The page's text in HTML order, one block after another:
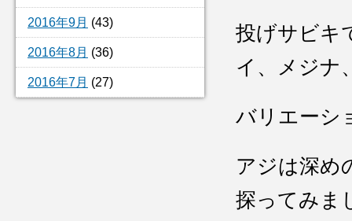
2016年9月 (43)
2016年8月 (36)
2016年7月 (27)
投げサビキ
イ、メジナ
バリエーシ
アジは深め
探ってみま